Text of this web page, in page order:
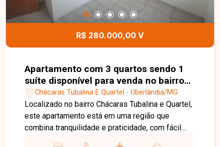
família. Entre em contato e agende sua visita para
conhecer este imóvel!
R$ 280.000,00 V
Apartamento com 3 quartos sendo 1
suíte disponível para venda no bairro
Chácaras Tubalina E Quartel em
Uberlândia-MG
Chácaras Tubalina E Quartel - Uberlândia/MG
Localizado no bairro Chácaras Tubalina e Quartel,
este apartamento está em uma região que
combina tranquilidade e praticidade, com fácil